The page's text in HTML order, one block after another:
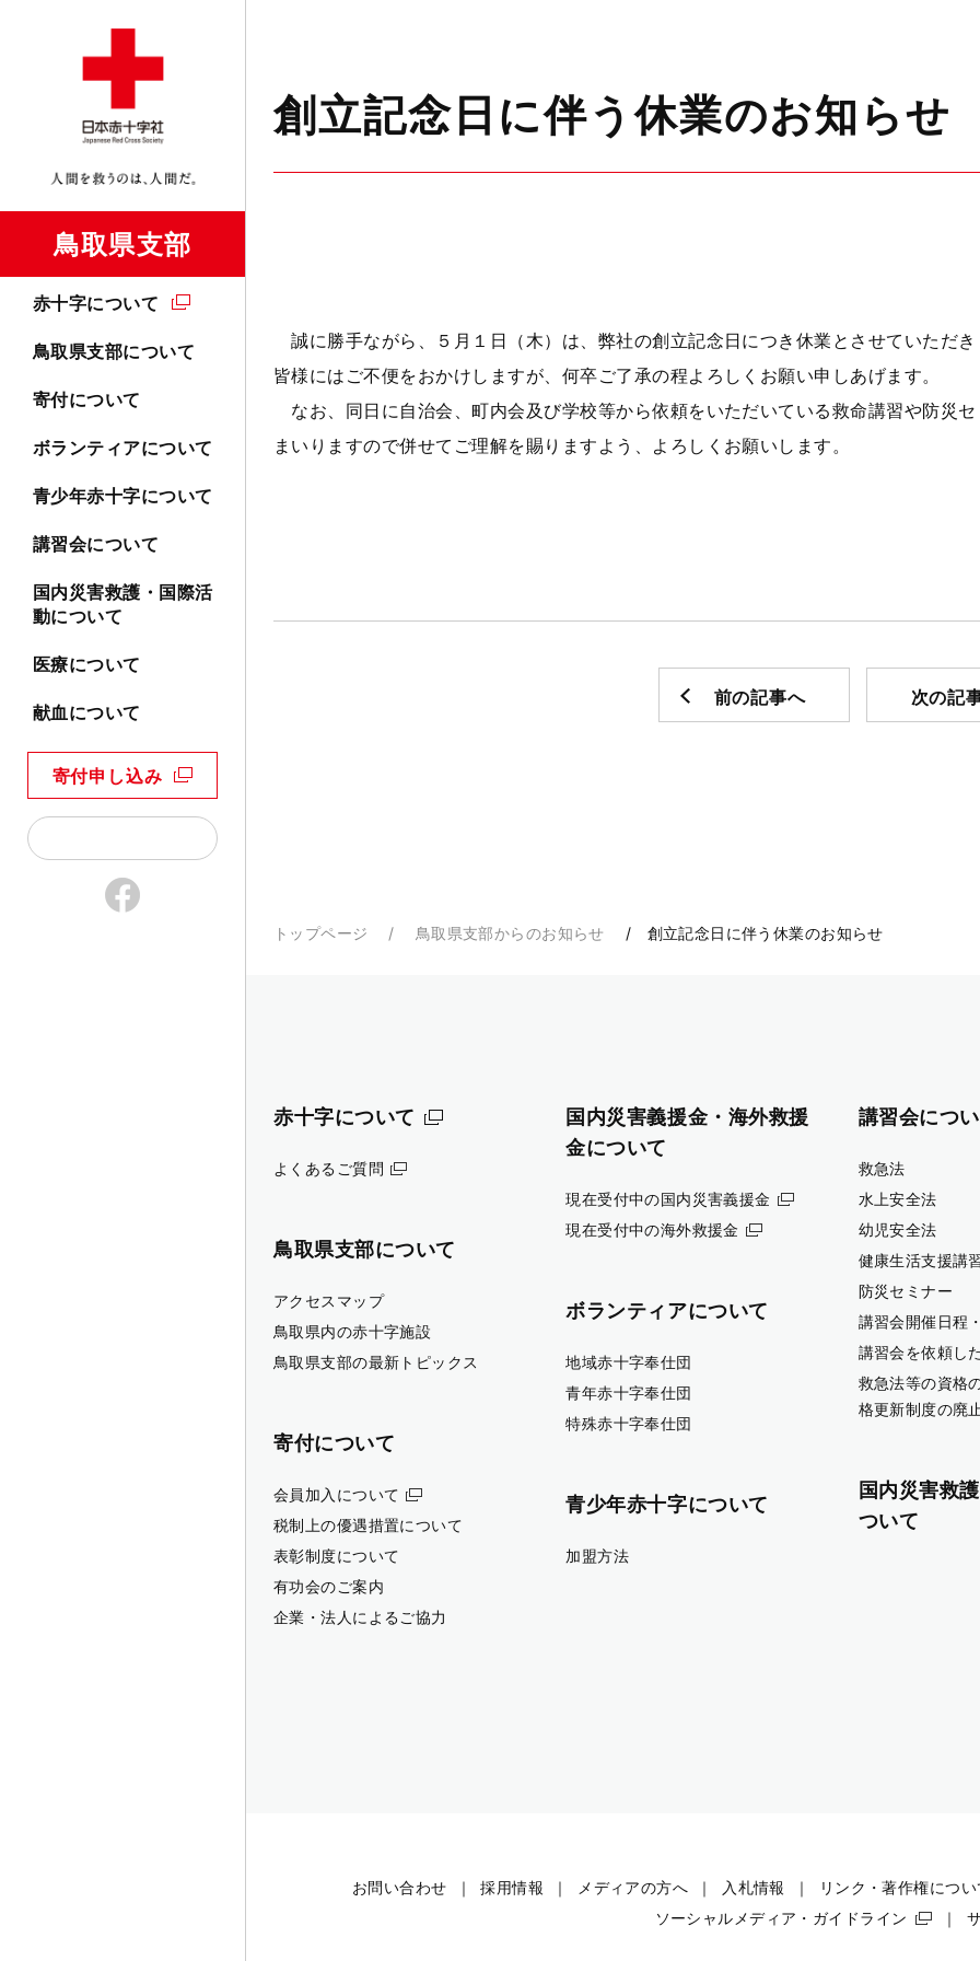
鳥取県支部
赤十字について
鳥取県支部について
寄付について
ボランティアについて
青少年赤十字について
講習会について
国内災害救護・国際活
動について
医療について
献血について
寄付申し込み
創立記念日に伴う休業のお知らせ
誠に勝手ながら、５月１日（木）は、弊社の創立記念日につき休業とさせていただ
皆様にはご不便をおかけしますが、何卒ご了承の程よろしくお願い申しあげます。
なお、同日に自治会、町内会及び学校等から依頼をいただいている救命講習や防災
まいりますので併せてご理解を賜りますよう、よろしくお願いします。
前の記事へ 次の記
トップページ 鳥取県支部からのお知らせ 創立記念日に伴う休業のお知らせ
赤十字について
よくあるご質問
鳥取県支部について
アクセスマップ
鳥取県内の赤十字施設
鳥取県支部の最新トピックス
寄付について
会員加入について
税制上の優遇措置について
表彰制度について
有功会のご案内
企業・法人によるご協力
国内災害義援金・海外救援
金について
現在受付中の国内災害義援金
現在受付中の海外救援金
ボランティアについて
地域赤十字奉仕団
青年赤十字奉仕団
特殊赤十字奉仕団
青少年赤十字について
加盟方法
講習会につ
救急法
水上安全法
幼児安全法
健康生活支援講
防災セミナー
講習会開催日程
講習会を依頼し
救急法等の資格
格更新制度の廃
国内災害救
ついて
お問い合わせ 採用情報 メディアの方へ 入札情報
リンク・著作権につ
ソーシャルメディア・ガイドライン